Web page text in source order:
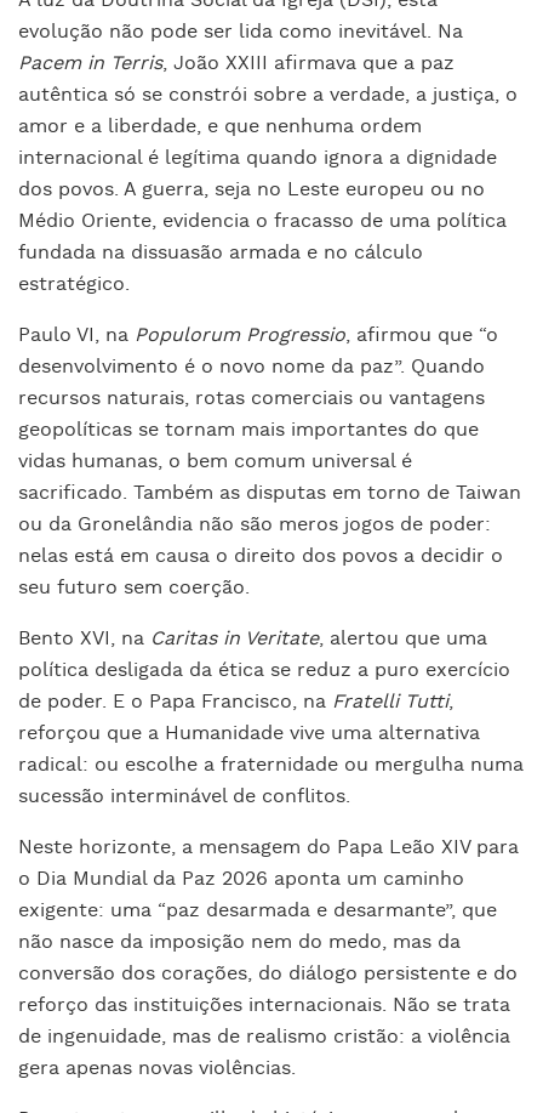
evolução não pode ser lida como inevitável. Na
Pacem in Terris, João XXIII afirmava que a paz
autêntica só se constrói sobre a verdade, a justiça, o
amor e a liberdade, e que nenhuma ordem
internacional é legítima quando ignora a dignidade
dos povos. A guerra, seja no Leste europeu ou no
Médio Oriente, evidencia o fracasso de uma política
fundada na dissuasão armada e no cálculo
estratégico.
Paulo VI, na Populorum Progressio, afirmou que “o
desenvolvimento é o novo nome da paz”. Quando
recursos naturais, rotas comerciais ou vantagens
geopolíticas se tornam mais importantes do que
vidas humanas, o bem comum universal é
sacrificado. Também as disputas em torno de Taiwan
ou da Gronelândia não são meros jogos de poder:
nelas está em causa o direito dos povos a decidir o
seu futuro sem coerção.
Bento XVI, na Caritas in Veritate, alertou que uma
política desligada da ética se reduz a puro exercício
de poder. E o Papa Francisco, na Fratelli Tutti,
reforçou que a Humanidade vive uma alternativa
radical: ou escolhe a fraternidade ou mergulha numa
sucessão interminável de conflitos.
Neste horizonte, a mensagem do Papa Leão XIV para
o Dia Mundial da Paz 2026 aponta um caminho
exigente: uma “paz desarmada e desarmante”, que
não nasce da imposição nem do medo, mas da
conversão dos corações, do diálogo persistente e do
reforço das instituições internacionais. Não se trata
de ingenuidade, mas de realismo cristão: a violência
gera apenas novas violências.